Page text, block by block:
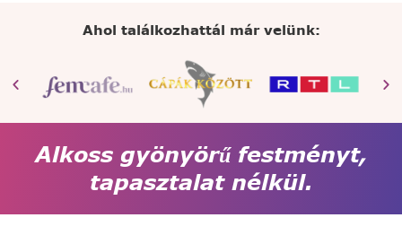
Ahol találkozhattál már velünk:
Alkoss gyönyörű festményt,
tapasztalat nélkül.